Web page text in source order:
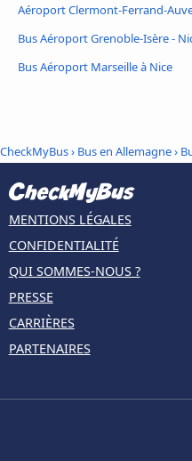
Aéroport Clermont-Ferrand-
Bus Aéroport Grenoble-Isère -
Bus Aéroport Marseille à Nice
CheckMyBus› Bus en Allemagne›
MENTIONS LÉGALES
CONFIDENTIALITÉ
QUI SOMMES-NOUS ?
PRESSE
CARRIÈRES
PARTENAIRES